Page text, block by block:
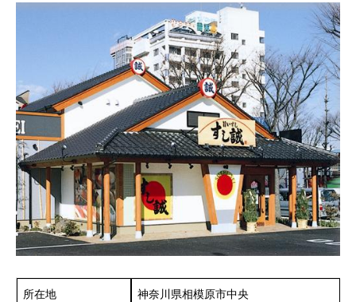
所在地 神奈川県相模原市中央